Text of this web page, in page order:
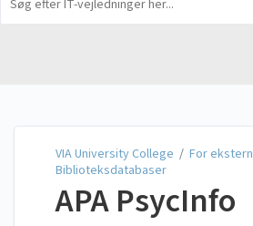
VIA University College / For
Biblioteksdatabaser
APA PsycInfo